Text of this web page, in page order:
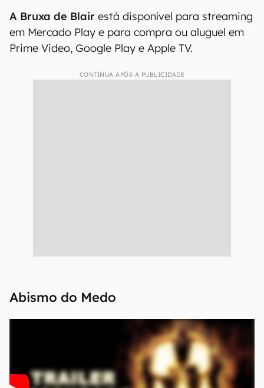
A Bruxa de Blair está disponível para streaming
em Mercado Play e para compra ou aluguel em
Prime Video, Google Play e Apple TV.
CONTINUA APÓS A PUBLICIDADE
Abismo do Medo